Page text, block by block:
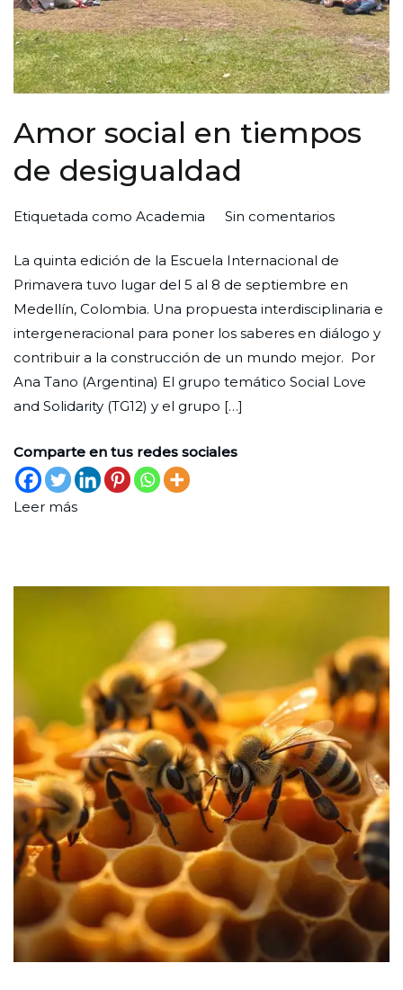
Amor social en tiempos
de desigualdad
Por
Ciudad
Nueva
Publicada
30
de
septiembre
de
2025
Publicada
Formación,
Internacional,
Movimiento,
Mundo,
Nuevas
Generaciones,
Periferias
Etiquetada como Academia Sin comentariosen
social
en
tiempos
de
La quinta edición de la Escuela Internacional de
Primavera tuvo lugar del 5 al 8 de septiembre en
Medellín, Colombia. Una propuesta interdisciplinaria e
intergeneracional para poner los saberes en diálogo y
contribuir a la construcción de un mundo mejor. Por
Ana Tano (Argentina) El grupo temático Social Love
and Solidarity (TG12) y el grupo […]
Comparte en tus redes sociales
Leer más